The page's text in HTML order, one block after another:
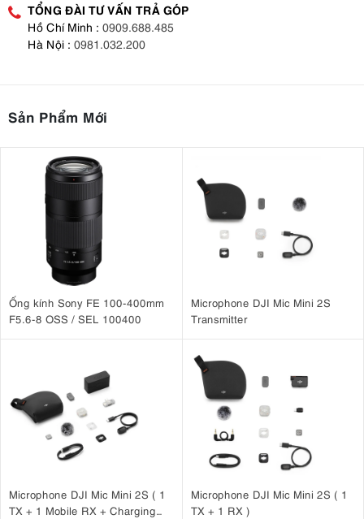
TỔNG ĐÀI TƯ VẤN TRẢ GÓP
Hồ Chí Minh : 0909.688.485
Hà Nội : 0981.032.200
Sản Phẩm Mới
Ống kính Sony FE 100-400mm
F5.6-8 OSS / SEL 100400
Microphone DJI Mic Mini 2S
Transmitter
Microphone DJI Mic Mini 2S ( 1
TX + 1 Mobile RX + Charging
Microphone DJI Mic Mini 2S ( 1
TX + 1 RX )